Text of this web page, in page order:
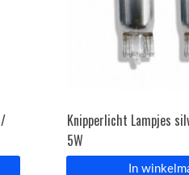
Knipperlicht Lampjes
5W
In